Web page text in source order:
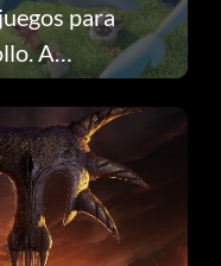
para
A
por qué.